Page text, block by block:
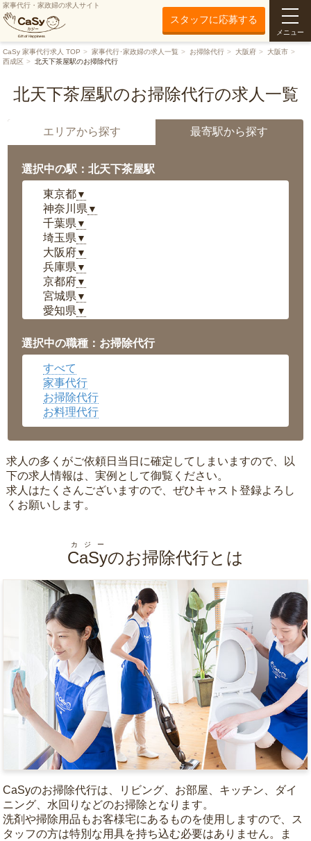
家事代行・家政婦の求人サイト
スタッフに応募する
メニュー
CaSy 家事代行求人 TOP 家事代行･家政婦の求人一覧 お掃除代行 大阪府
大阪市
西成区
北天下茶屋駅のお掃除代行
北天下茶屋駅のお掃除代行の求人一覧
エリアから探す 最寄駅から探す
選択中の駅：北天下茶屋駅
東京都▼
神奈川県 ▼
千葉県 ▼
埼玉県 ▼
大阪府▼
兵庫県 ▼
京都府▼
宮城県 ▼
愛知県 ▼
岡山県▼
広島県▼
沖縄県
選択中の職種：お掃除代行
すべて
家事代行
お掃除代行
お料理代行
求人の多くがご依頼日当日に確定してしまいますので、以
下の求人情報は、実例として御覧ください。
求人はたくさんございますので、ぜひキャスト登録よろし
くお願いします。
CaSy
カジー
のお掃除代行とは
CaSyのお掃除代行は、リビング、お部屋、キッチン、ダイ
ニング、水回りなどのお掃除となります。
洗剤や掃除用品もお客様宅にあるものを使用しますので、ス
タッフの方は特別な用具を持ち込む必要はありません。ま